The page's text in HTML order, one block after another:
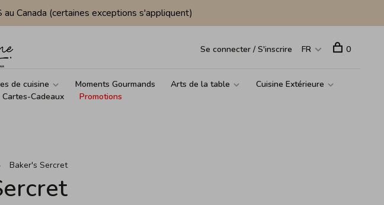
Canada (certaines exceptions s'appliquent)
de cuisine Moments Gourmands Arts de la table
Cuisine Extérieure
Cartes-Cadeaux Promotions
Se connecter / S'inscrire FR 0
Baker's Sercret